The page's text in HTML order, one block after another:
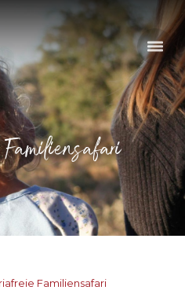
Familiensafari